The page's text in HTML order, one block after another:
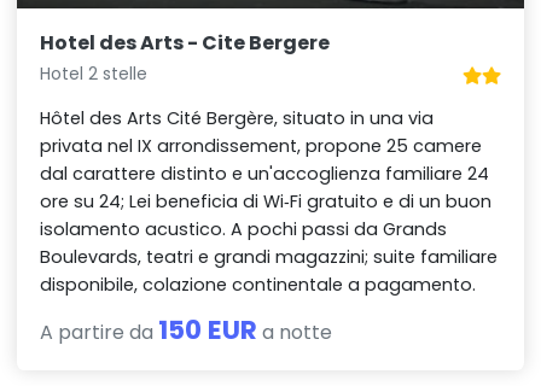
Hotel des Arts - Cite Bergere
Hotel 2 stelle
Hôtel des Arts Cité Bergère, situato in una via
privata nel IX arrondissement, propone 25 camere
dal carattere distinto e un'accoglienza familiare 24
ore su 24; Lei beneficia di Wi‑Fi gratuito e di un buon
isolamento acustico. A pochi passi da Grands
Boulevards, teatri e grandi magazzini; suite familiare
disponibile, colazione continentale a pagamento.
A partire da 150 EUR a notte